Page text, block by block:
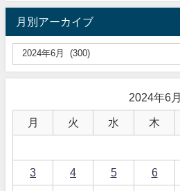
月別アーカイブ
2024年6月
月 火 水 木
3 4 5 6